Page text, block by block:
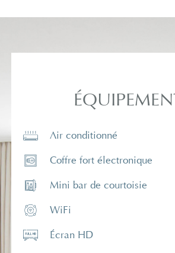
Air conditionné
Coffre fort électronique
Mini bar de courtoisie
WiFi
Écran HD